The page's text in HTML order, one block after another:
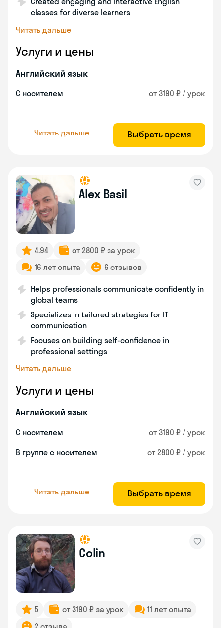
classes for diverse learners
Читать дальше
Услуги и цены
Английский язык
С носителем от 3190 ₽ / урок
Читать дальше Выбрать время
Alex Basil
4.94
от 2800 ₽ за урок
16 лет опыта
6 отзывов
Helps professionals communicate confidently in
global teams
Specializes in tailored strategies for IT
communication
Focuses on building self-confidence in
professional settings
Читать дальше
Услуги и цены
Английский язык
С носителем от 3190 ₽ / урок
В группе с носителем от 2800 ₽ / урок
Читать дальше Выбрать время
Colin
5 от 3190 ₽ за урок
11 лет опыта
2 отзыва